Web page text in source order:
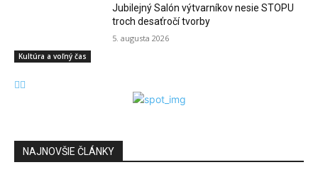
Kultúra a voľný čas
Jubilejný Salón výtvarníkov nesie STOPU
troch desaťročí tvorby
5. augusta 2026
NAJNOVŠIE ČLÁNKY